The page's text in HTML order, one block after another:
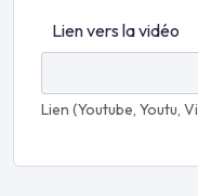
Lien vers la vidéo
Lien (Youtube, Youtu,